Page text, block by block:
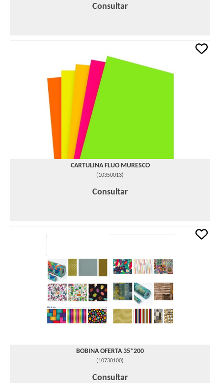
Consultar
CARTULINA FLUO MURESCO
(10350013)
Consultar
BOBINA OFERTA 35*200
(10730100)
Consultar